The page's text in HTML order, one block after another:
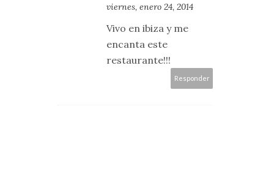
viernes, enero 24, 2014
Vivo en ibiza y me
encanta este
restaurante!!!
Responder